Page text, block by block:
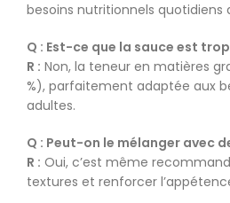
besoins nutritionnels quotidiens
Q : Est-ce que la sauce est
R : Non, la teneur en matières
%), parfaitement adaptée aux
adultes.
Q : Peut-on le mélanger avec
R : Oui, c’est même
textures et renforcer